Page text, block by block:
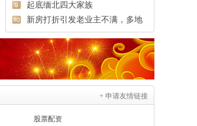
起底缅北四大家族
新房打折引发老业主不满，多地
回应
+ 申请友情链接
股票配资